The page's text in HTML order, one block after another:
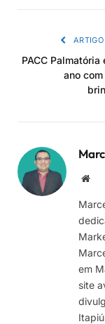
PACC Palmatória
ano
Site
em
site